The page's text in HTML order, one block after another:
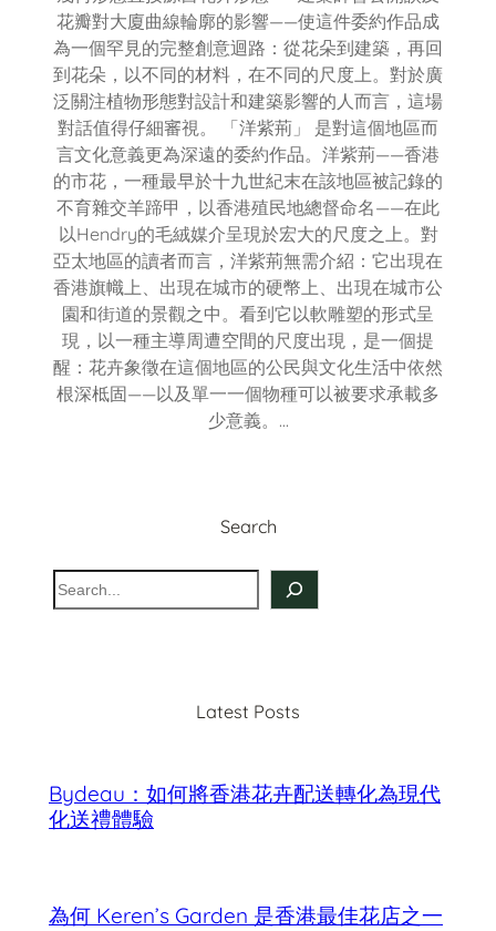
花瓣對大廈曲線輪廓的影響——使這件委約作品成
為一個罕見的完整創意迴路：從花朵到建築，再回
到花朵，以不同的材料，在不同的尺度上。對於廣
泛關注植物形態對設計和建築影響的人而言，這場
對話值得仔細審視。 「洋紫荊」 是對這個地區而
言文化意義更為深遠的委約作品。洋紫荊——香港
的市花，一種最早於十九世紀末在該地區被記錄的
不育雜交羊蹄甲，以香港殖民地總督命名——在此
以Hendry的毛絨媒介呈現於宏大的尺度之上。對
亞太地區的讀者而言，洋紫荊無需介紹：它出現在
香港旗幟上、出現在城市的硬幣上、出現在城市公
園和街道的景觀之中。看到它以軟雕塑的形式呈
現，以一種主導周遭空間的尺度出現，是一個提
醒：花卉象徵在這個地區的公民與文化生活中依然
根深柢固——以及單一一個物種可以被要求承載多
少意義。…
Search
S
e
Latest Posts
Bydeau：如何將香港花卉配送轉化為現代
化送禮體驗
為何 Keren’s Garden 是香港最佳花店之一